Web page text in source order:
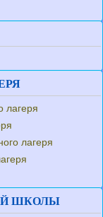
лагеря
лагеря
ШКОЛЫ